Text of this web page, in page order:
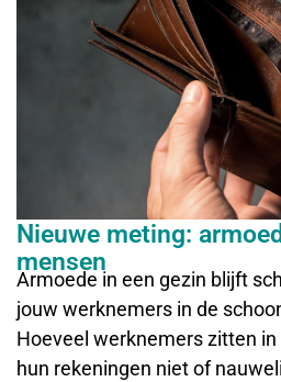
Nieuwe meting:
mensen
Armoede in een gezin blijft
jouw werknemers in de
Hoeveel werknemers zitten
hun rekeningen niet of